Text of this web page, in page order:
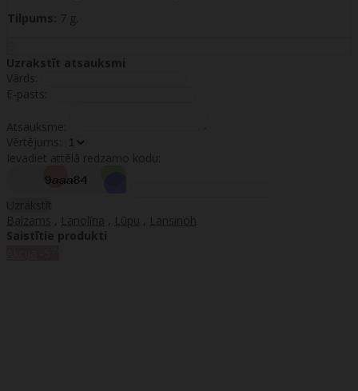
Tilpums: 7 g.
Uzrakstīt atsauksmi
Vārds:
E-pasts:
Atsauksme:
Vērtējums:
Ievadiet attēlā redzamo kodu:
Uzrakstīt
Balzams , Lanolīna , Lūpu , Lansinoh
Saistītie produkti